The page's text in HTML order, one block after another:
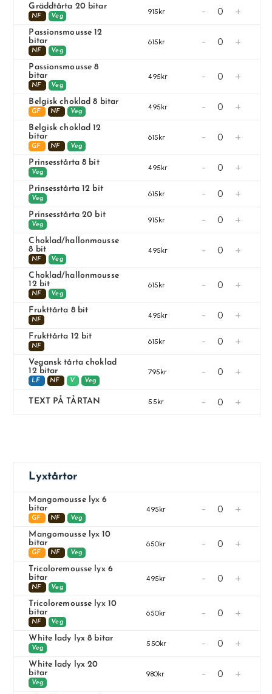
Gräddtårta 20 bitar
NF Veg
915kr - +
Passionsmousse 12
bitar
NF Veg
615kr - +
Passionsmousse 8
bitar
NF Veg
495kr - +
Belgisk choklad 8 bitar
GF NF Veg
495kr - +
Belgisk choklad 12
bitar
GF NF Veg
615kr - +
Prinsesstårta 8 bit
Veg
495kr - +
Prinsesstårta 12 bit
Veg
615kr - +
Prinsesstårta 20 bit
Veg
915kr - +
Choklad/hallonmousse
8 bit
NF Veg
495kr - +
Choklad/hallonmousse
12 bit
NF Veg
615kr - +
Frukttårta 8 bit
NF
495kr - +
Frukttårta 12 bit
NF
615kr - +
Vegansk tårta choklad
12 bitar
LF NF V Veg
795kr - +
TEXT PÅ TÅRTAN 55kr - +
Lyxtårtor
Mangomousse lyx 6
bitar
GF NF Veg
495kr - +
Mangomousse lyx 10
bitar
GF NF Veg
650kr - +
Tricoloremousse lyx 6
bitar
NF Veg
495kr - +
Tricoloremousse lyx 10
bitar
NF Veg
650kr - +
White lady lyx 8 bitar
Veg
550kr - +
White lady lyx 20
bitar
Veg
980kr - +